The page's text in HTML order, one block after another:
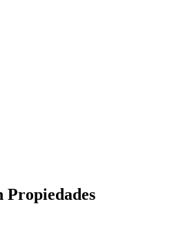
Propiedades